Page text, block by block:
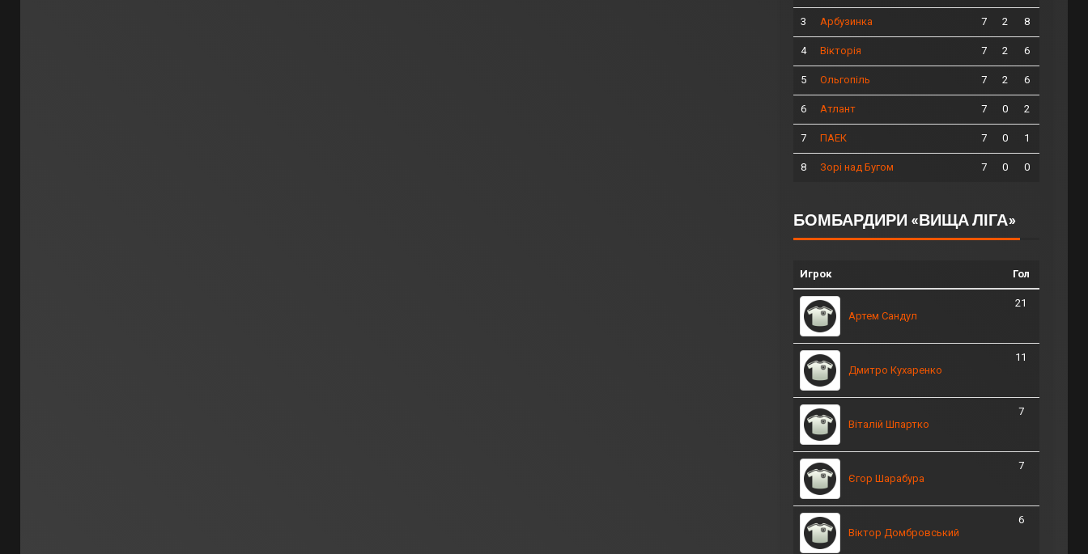
3 Арбузинка 7 2 8
4 Вікторія 7 2 6
5 Ольгопіль 7 2 6
6 Атлант 7 0 2
7 ПАЕК 7 0 1
8 Зорі над Бугом 7 0 0
БОМБАРДИРИ «ВИЩА ЛІГА»
Игрок Гол
Артем Сандул
21
Дмитро Кухаренко
11
Віталій Шпартко
7
Єгор Шарабура
7
Віктор Домбровський
6